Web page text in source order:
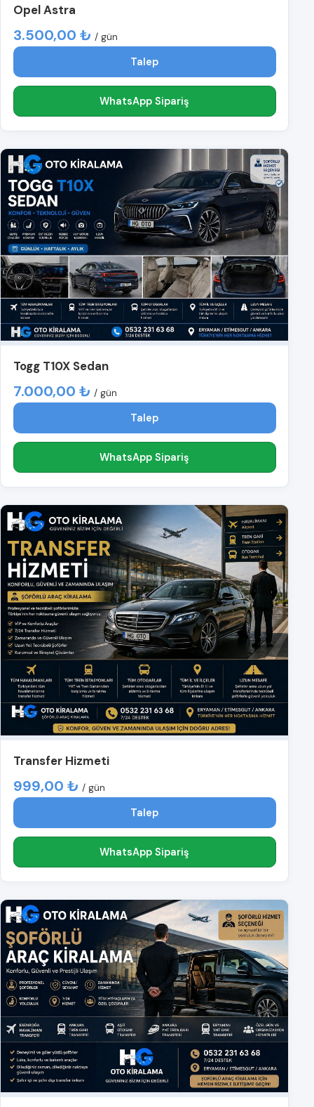
Opel Astra
3.500,00 ₺ / gün
Talep
WhatsApp Sipariş
Togg T10X Sedan
7.000,00 ₺ / gün
Talep
WhatsApp Sipariş
Transfer Hizmeti
999,00 ₺ / gün
Talep
WhatsApp Sipariş